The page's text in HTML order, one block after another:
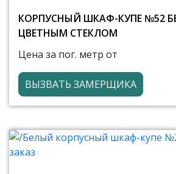
КОРПУСНЫЙ ШКАФ-КУПЕ №52
ЦВЕТНЫМ СТЕКЛОМ
Цена за пог. метр от
ВЫЗВАТЬ ЗАМЕРЩИКА